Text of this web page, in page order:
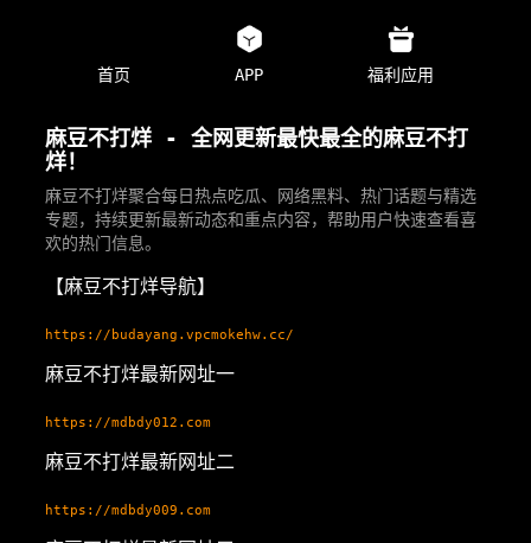
首页 APP 福利应用
麻豆不打烊 - 全网更新最快最全的麻豆不打
烊！
麻豆不打烊聚合每日热点吃瓜、网络黑料、热门话题与精选
专题，持续更新最新动态和重点内容，帮助用户快速查看喜
欢的热门信息。
【麻豆不打烊导航】
https://budayang.vpcmokehw.cc/
麻豆不打烊最新网址一
https://mdbdy012.com
麻豆不打烊最新网址二
https://mdbdy009.com